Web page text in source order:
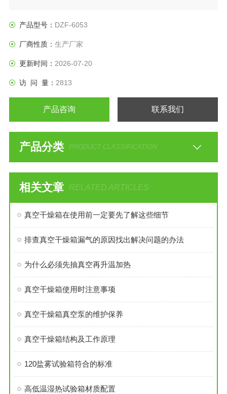
产品型号： DZF-6053
厂商性质： 生产厂家
更新时间： 2026-07-20
访 问 量： 2813
产品咨询 联系我们
产品分类 PRODUCT CLASSIFICATION
相关文章 RELATED ARTICLES
真空干燥箱在使用前一定要先了解这些细节
排查真空干燥箱漏气的原因找出解决问题的办法
为什么必须先抽真空再升温加热
真空干燥箱使用时注意事项
真空干燥箱真空泵的维护保养
真空干燥箱结构及工作原理
120盐雾试验箱符合的标准
高低温湿热试验箱材质配置